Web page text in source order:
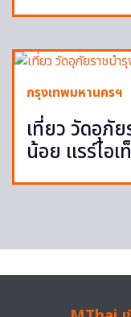
กรุงเทพมหานครฯ
เที่ยว วัดอุภั
น้อย แรร์ไอ